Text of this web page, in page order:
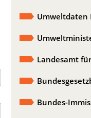
Umweltdaten
Landesamt
Bundes-